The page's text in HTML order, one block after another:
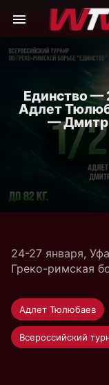
Единство —
Адлет
—
24-27 января,
Греко-римская
Адлет Тюлюбаев